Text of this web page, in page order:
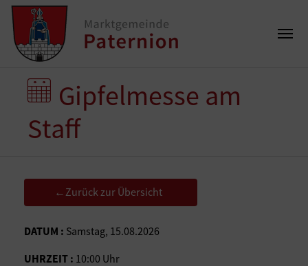
Gipfelmesse am
Staff
← Zurück zur Übersicht
DATUM : Samstag, 15.08.2026
UHRZEIT : 10:00 Uhr